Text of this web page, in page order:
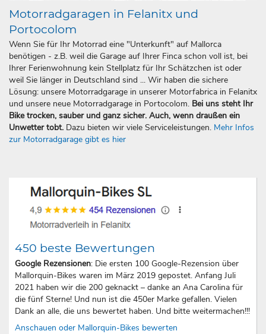
Motorradgaragen in Felanitx und
Portocolom
Wenn Sie für Ihr Motorrad eine "Unterkunft" auf Mallorca
benötigen - z.B. weil die Garage auf Ihrer Finca schon voll ist, bei
Ihrer Ferienwohnung kein Stellplatz für Ihr Schätzchen ist oder
weil Sie länger in Deutschland sind ... Wir haben die sichere
Lösung: unsere Motorradgarage in unserer Motorfabrica in Felanitx
und unsere neue Motorradgarage in Portocolom. Bei uns steht Ihr
Bike trocken, sauber und ganz sicher. Auch, wenn draußen ein
Unwetter tobt. Dazu bieten wir viele Serviceleistungen. Mehr Infos
zur Motorradgarage gibt es hier
450 beste Bewertungen
Google Rezensionen: Die ersten 100 Google-Rezension über
Mallorquin-Bikes waren im März 2019 gepostet. Anfang Juli
2021 haben wir die 200 geknackt – danke an Ana Carolina für
die fünf Sterne! Und nun ist die 450er Marke gefallen. Vielen
Dank an alle, die uns bewertet haben. Und bitte weitermachen!!!
Anschauen oder Mallorquin-Bikes bewerten